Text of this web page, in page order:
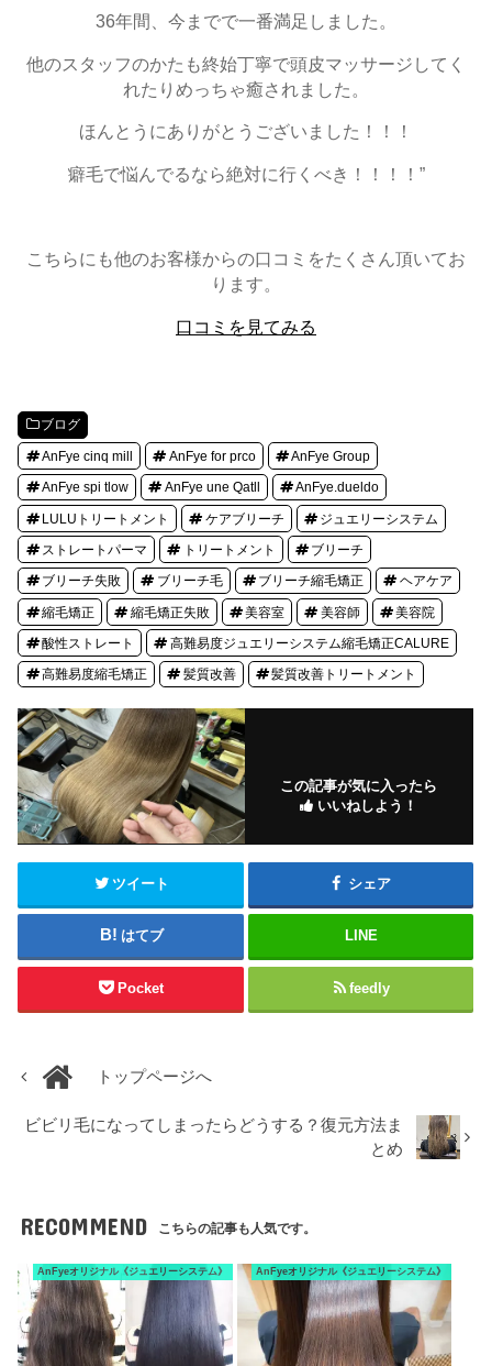
36年間、今までで一番満足しました。
他のスタッフのかたも終始丁寧で頭皮マッサージしてく
れたりめっちゃ癒されました。
ほんとうにありがとうございました！！！
癖毛で悩んでるなら絶対に行くべき！！！！”
こちらにも他のお客様からの口コミをたくさん頂いてお
ります。
口コミを見てみる
ブログ
AnFye cinq mill AnFye for prco AnFye Group
AnFye spi tlow AnFye une Qatll AnFye.dueldo
LULUトリートメント ケアブリーチ ジュエリーシステム
ストレートパーマ トリートメント ブリーチ
ブリーチ失敗 ブリーチ毛 ブリーチ縮毛矯正 ヘアケア
縮毛矯正 縮毛矯正失敗 美容室 美容師 美容院
酸性ストレート 高難易度ジュエリーシステム縮毛矯正CALURE
高難易度縮毛矯正 髪質改善 髪質改善トリートメント
この記事が気に入ったら
いいねしよう！
ツイート シェア
はてブ LINE
Pocket feedly
トップページへ
ビビリ毛になってしまったらどうする？復元方法ま
とめ
RECOMMEND こちらの記事も人気です。
AnFyeオリジナル《ジュエリーシステム》 AnFyeオリジナル《ジュエリーシステム》